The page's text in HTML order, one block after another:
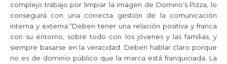
complejo trabajo por limpiar la imagen de Domino’s Pizza, lo
conseguirá con una correcta gestión de la comunicación
interna y externa.“Deben tener una relación positiva y franca
con su entorno, sobre todo con los jóvenes y las familias, y
siempre basarse en la veracidad. Deben hablar claro porque
no es de dominio público que la marca está franquiciada. La